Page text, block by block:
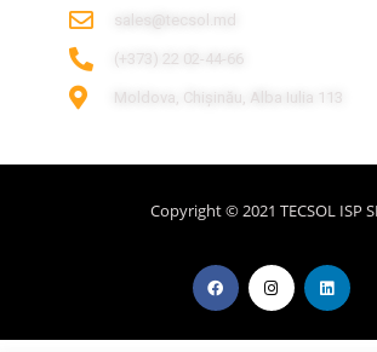
sales@tecsol.md
‎(+373) 22 02-44-66
Moldova, Chișinău, Alba Iulia 113
Copyright © 2021 TECSOL ISP